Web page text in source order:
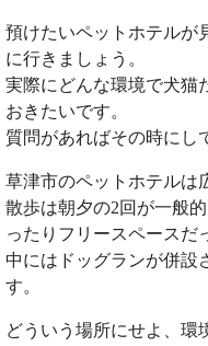
預けたいペットホテルが
に行きましょう。
実際にどんな環境で犬猫
おきたいです。
質問があればその時にし
草津市のペットホテルは
散歩は朝夕の2回が一般
ったりフリースペースだ
中にはドッグランが併設
す。
どういう場所にせよ、環